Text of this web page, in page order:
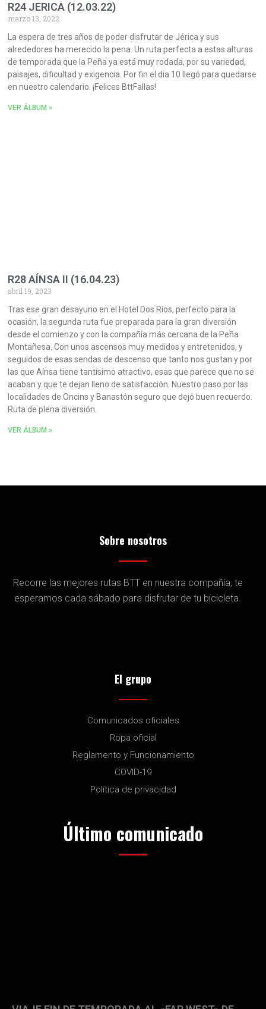
R24 JERICA (12.03.22)
marzo 13, 2022
La espera de tres años de poder disfrutar de Jérica y sus
alrededores ha merecido la pena. Un ruta perfecta a estas alturas
de temporada que la Peña ya está muy rodada, por su variedad,
paisajes, dificultad y exigencia. Por fin el dia 10 llegó para quedarse
en nuestro calendario. ¡Felices BttFallas!
VER ÁLBUM »
R28 AÍNSA II (16.04.23)
abril 19, 2023
Tras ese gran desayuno en el Hotel Dos Ríos, perfecto para la
ocasión, la segunda ruta fue preparada para la gran diversión
desde el comienzo y con la compañía más cercana de la Peña
Montañesa. Con unos ascensos muy medidos y entretenidos, y
seguidos de esas sendas de descenso que tanto nos gustan y por
las que Aínsa tiene tantísimo atractivo, esas que parece que no se
acaban y que te dejan lleno de satisfacción. Nuestro paso por las
localidades de Oncins y Banastón seguro que dejó buen recuerdo.
Ruta de plena diversión.
VER ÁLBUM »
Sobre nosotros
Recorre las mejores rutas BTT en nuestra compañía, te
esperamos cada sábado para disfrutar de tu bicicleta.
El grupo
Comunicados oficiales
Ropa oficial
Reglamento y Funcionamiento
COVID-19
Política de privacidad
Último comunicado